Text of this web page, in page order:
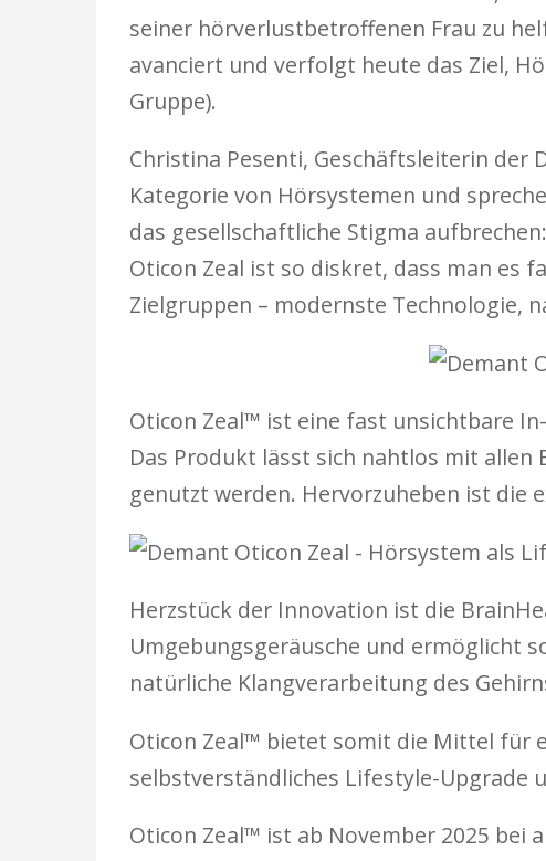
seiner hörverlustbetroffenen Frau zu
avanciert und verfolgt heute das Ziel,
Gruppe).
Christina Pesenti, Geschäftsleiterin der
Kategorie von Hörsystemen und
das gesellschaftliche Stigma
Oticon Zeal ist so diskret, dass man es
Zielgruppen – modernste Technologie,
Oticon Zeal™ ist eine fast unsichtbare
Das Produkt lässt sich nahtlos mit allen
genutzt werden. Hervorzuheben ist die
Herzstück der Innovation ist die
Umgebungsgeräusche und ermöglicht
natürliche Klangverarbeitung des
Oticon Zeal™ bietet somit die Mittel für
selbstverständliches Lifestyle-Upgrade
Oticon Zeal™ ist ab November 2025 bei